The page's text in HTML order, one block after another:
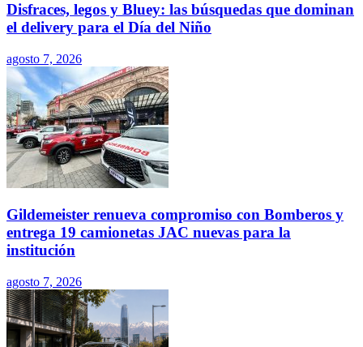
Disfraces, legos y Bluey: las búsquedas que dominan
el delivery para el Día del Niño
agosto 7, 2026
Gildemeister renueva compromiso con Bomberos y
entrega 19 camionetas JAC nuevas para la
institución
agosto 7, 2026